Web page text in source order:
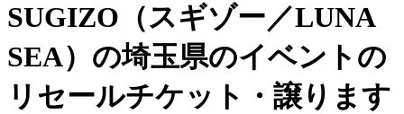
SUGIZO（スギゾー／LUNA
SEA）の埼玉県のイベントの
リセールチケット・譲ります